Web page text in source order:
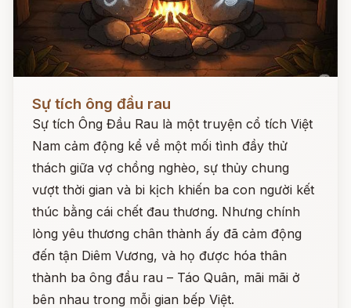
Sự tích ông đầu rau
Sự tích Ông Đầu Rau là một truyện cổ tích Việt
Nam cảm động kể về một mối tình đầy thử
thách giữa vợ chồng nghèo, sự thủy chung
vượt thời gian và bi kịch khiến ba con người kết
thúc bằng cái chết đau thương. Nhưng chính
lòng yêu thương chân thành ấy đã cảm động
đến tận Diêm Vương, và họ được hóa thân
thành ba ông đầu rau – Táo Quân, mãi mãi ở
bên nhau trong mỗi gian bếp Việt.